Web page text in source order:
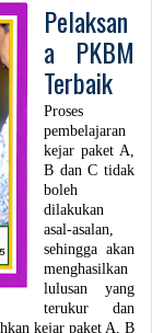
Pelaksan
a PKBM
Terbaik
Proses
pembelajaran
kejar paket A,
B dan C tidak
boleh
dilakukan
asal-asalan,
sehingga akan
menghasilkan
lulusan yang
terukur dan
kejar paket A, B